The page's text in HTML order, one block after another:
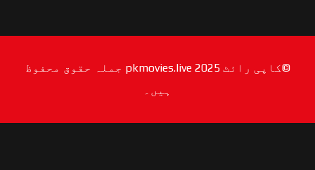
©کاپی رائٹ 2025 pkmovies.live جملہ حقوق محفوظ
ہیں۔